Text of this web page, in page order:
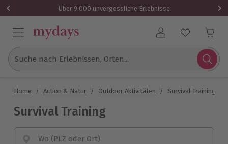
Über 9.000 unvergessliche Erlebnisse
Benutzerkonto
Suche nach Erlebnissen, Orten...
Home / Action & Natur / Outdoor Aktivitäten / Survival Training
Survival Training
Wo (PLZ oder Ort)